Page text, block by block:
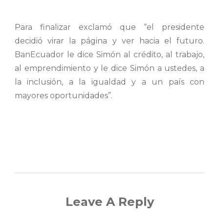
Para finalizar exclamó que “el presidente
decidió virar la página y ver hacia el futuro.
BanEcuador le dice Simón al crédito, al trabajo,
al emprendimiento y le dice Simón a ustedes, a
la inclusión, a la igualdad y a un país con
mayores oportunidades”.
Leave A Reply